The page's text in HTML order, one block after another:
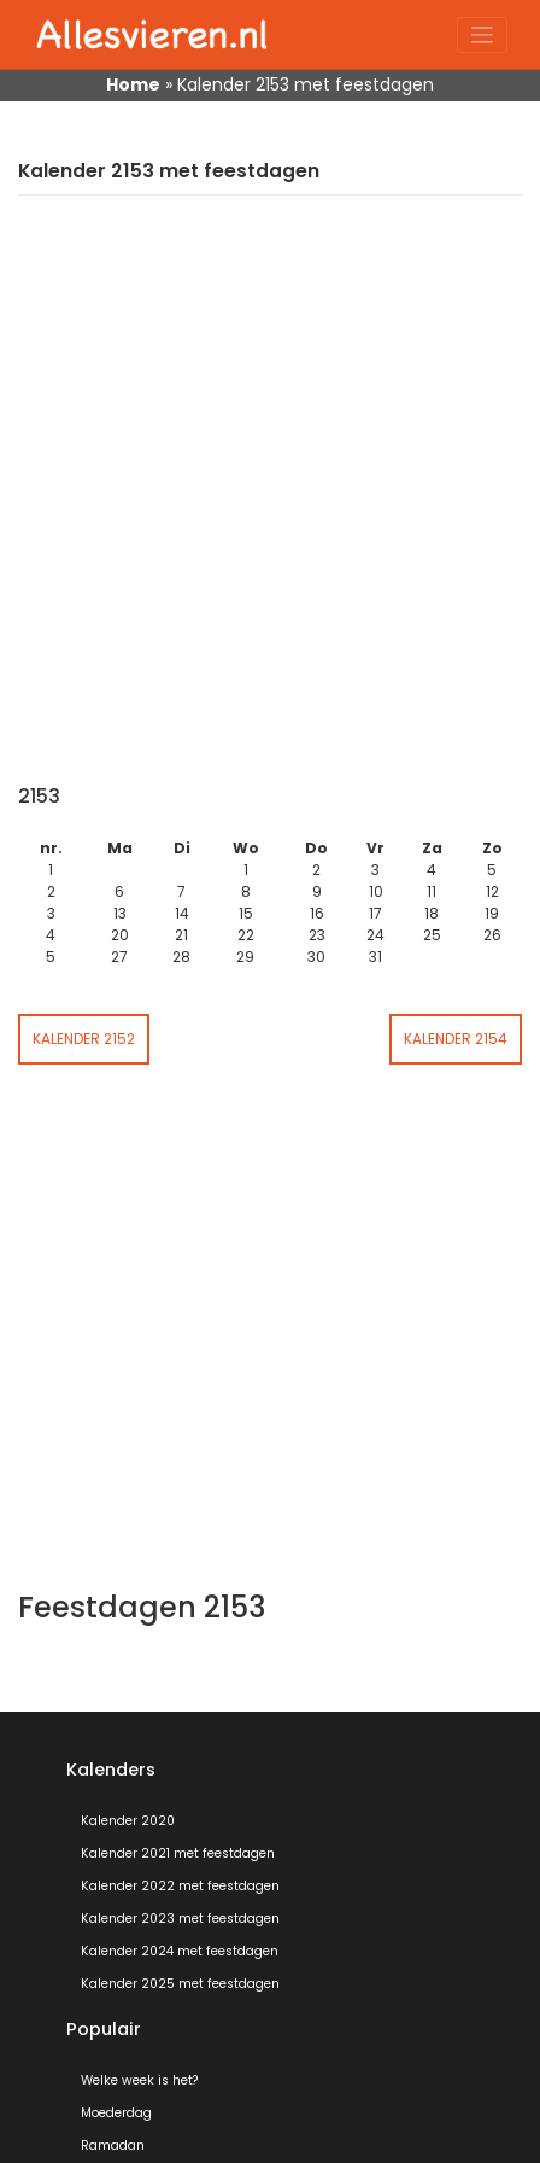
content
Home » Kalender 2153 met feestdagen
Kalender 2153 met feestdagen
2153
nr. Ma Di Wo Do Vr Za
Zo
1
1 2 3 4
5
2
6 7 8 9 10 11
12
3
13 14 15 16 17 18
19
4
20 21 22 23 24 25
26
5
27 28 29 30 31
KALENDER 2152 KALENDER 2154
Feestdagen 2153
Kalenders
Kalender 2020
Kalender 2021 met feestdagen
Kalender 2022 met feestdagen
Kalender 2023 met feestdagen
Kalender 2024 met feestdagen
Kalender 2025 met feestdagen
Populair
Welke week is het?
Moederdag
Ramadan